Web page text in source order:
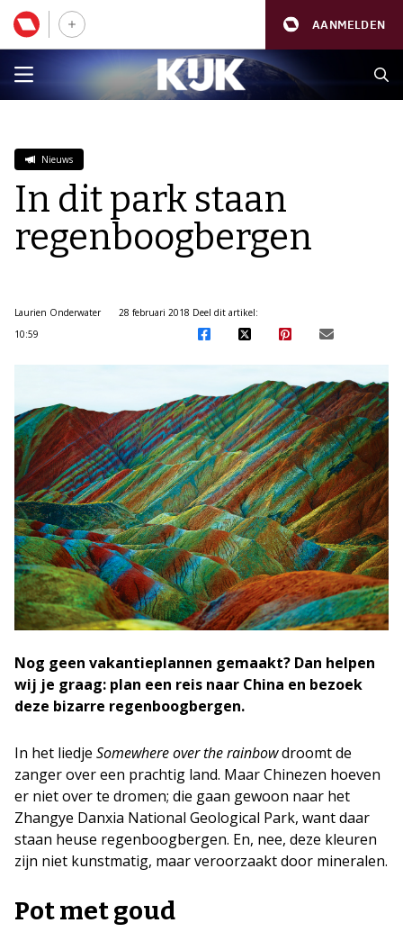
AANMELDEN
Nieuws
In dit park staan
regenboogbergen
Laurien Onderwater
28 februari 2018
10:59
Deel dit artikel:
Nog geen vakantieplannen gemaakt? Dan helpen
wij je graag: plan een reis naar China en bezoek
deze bizarre regenboogbergen.
In het liedje Somewhere over the rainbowdroomt de
zanger over een prachtig land. Maar Chinezen hoeven
er niet over te dromen; die gaan gewoon naar het
Zhangye Danxia National Geological Park, want daar
staan heuse regenboogbergen. En, nee, deze kleuren
zijn niet kunstmatig, maar veroorzaakt door mineralen.
Pot met goud